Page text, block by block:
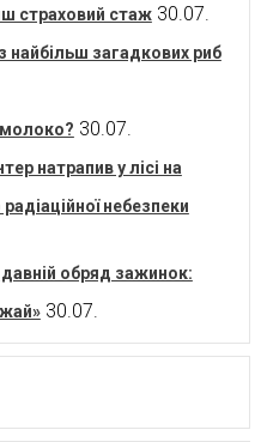
страховий стаж 30.07.
найбільш загадкових риб
молоко? 30.07.
натрапив у лісі на
небезпеки
обряд зажинок:
30.07.